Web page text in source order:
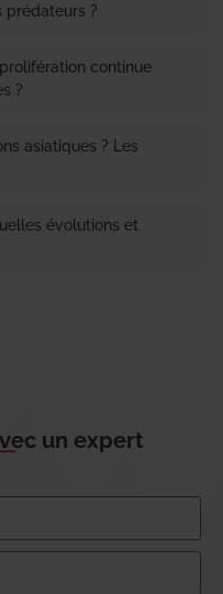
prédateurs ?
continue
?
asiatiques ? Les
évolutions et
un expert